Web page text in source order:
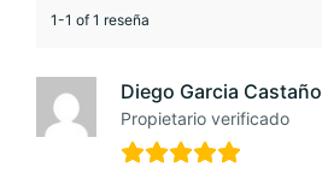
1-1 of 1 reseña
Diego Garcia Castaño
Propietario verificado